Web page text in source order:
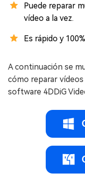
Puede reparar
vídeo a la vez.
Es rápido y
A continuación se
cómo reparar
software 4DDiG